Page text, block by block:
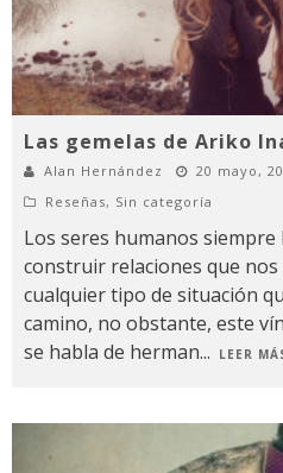
Las gemelas de Ariko
Alan Hernández
20 mayo,
Reseñas, Sin categoría
Los seres humanos siempre
construir relaciones que
cualquier tipo de situación
camino, no obstante, este
se habla de herman... LEER